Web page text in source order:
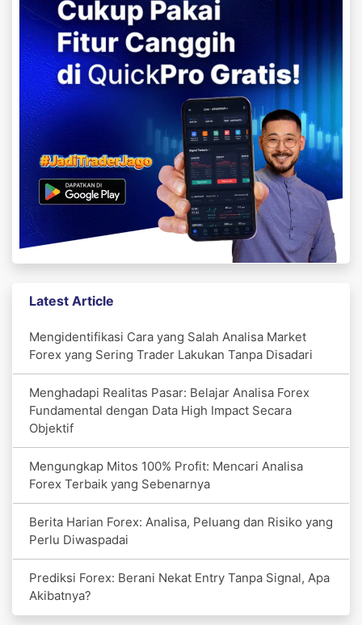
Latest Article
Mengidentifikasi Cara yang Salah Analisa Market
Forex yang Sering Trader Lakukan Tanpa Disadari
Menghadapi Realitas Pasar: Belajar Analisa Forex
Fundamental dengan Data High Impact Secara
Objektif
Mengungkap Mitos 100% Profit: Mencari Analisa
Forex Terbaik yang Sebenarnya
Berita Harian Forex: Analisa, Peluang dan Risiko yang
Perlu Diwaspadai
Prediksi Forex: Berani Nekat Entry Tanpa Signal, Apa
Akibatnya?